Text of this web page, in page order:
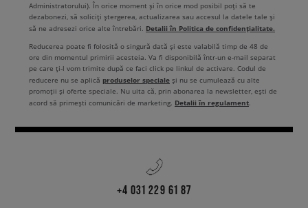
Administratorului). În orice moment și în orice mod posibil poți să te
dezabonezi, să soliciți ștergerea, actualizarea sau accesul la datele tale și
să ne adresezi orice alte întrebări. Detalii în Politica de confidențialitate.
Reducerea poate fi folosită o singură dată și este valabilă timp de 48 de
ore din momentul primirii acesteia. Va fi disponibilă într-un e-mail separat
pe care ți-l vom trimite după ce faci click pe linkul de activare. Codul de
reducere nu se aplică produselor speciale și nu se cumulează cu alte
promoții și oferte speciale. Nu uita că, prin abonarea la newsletter, ești de
acord să primești comunicări de marketing. Detalii în regulament.
+4 031 229 61 87